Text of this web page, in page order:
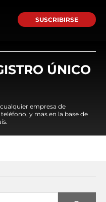
SUSCRIBIRSE
ÚNICO
empresa de
y mas en la base de